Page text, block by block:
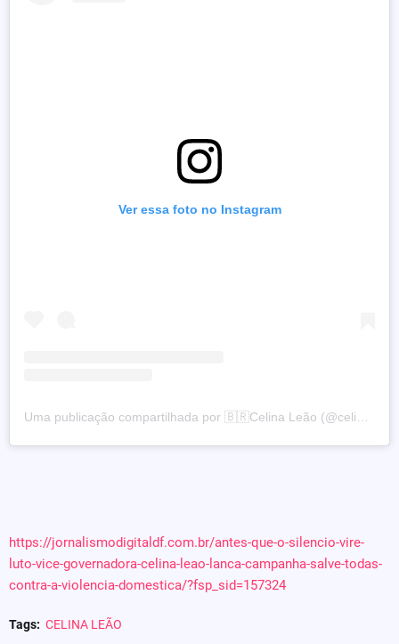
Ver essa foto no Instagram
https://jornalismodigitaldf.com.br/antes-que-o-silencio-vire-
luto-vice-governadora-celina-leao-lanca-campanha-salve-todas-
contra-a-violencia-domestica/?fsp_sid=157324
Tags: CELINA LEÃO